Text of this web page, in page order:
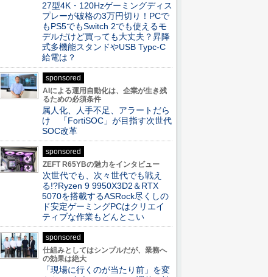
27型4K・120Hzゲーミングディス
プレーが破格の3万円切り！PCで
もPS5でもSwitch 2でも使えるモ
デルだけど買っても大丈夫？昇降
式多機能スタンドやUSB Typc-C
給電は？
sponsored
AIによる運用自動化は、企業が生き残
るための必須条件
属人化、人手不足、アラートだら
け 「FortiSOC」が目指す次世代
SOC改革
sponsored
ZEFT R65YBの魅力をインタビュー
次世代でも、次々世代でも戦え
る!?Ryzen 9 9950X3D2＆RTX
5070を搭載するASRock尽くしの
ド安定ゲーミングPCはクリエイ
ティブな作業もどんとこい
sponsored
仕組みとしてはシンプルだが、業務へ
の効果は絶大
「現場に行くのが当たり前」を変